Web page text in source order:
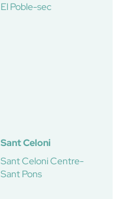
El Poble-sec
Sant Celoni
Sant Celoni Centre-
Sant Pons